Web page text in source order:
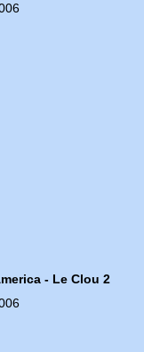
- Le Clou 2